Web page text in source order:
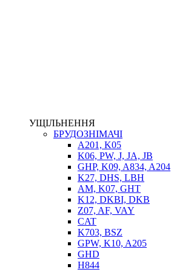
ВТУЛКИ
УЩІЛЬНЕННЯ
БРУДОЗНІМАЧІ
A201, K05
K06, PW, J, JA, JB
GHP, K09, A834, A204
K27, DHS, LBH
AM, K07, GHT
K12, DKBI, DKB
Z07, AF, VAY
CAT
K703, BSZ
GPW, K10, A205
GHD
H844